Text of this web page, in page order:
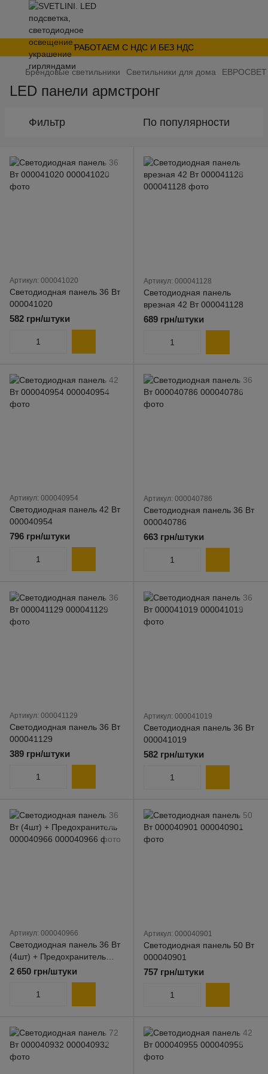
РАБОТАЕМ С НДС И БЕЗ НДС
Брендовые светильники Светильники для дома ЕВРОСВЕТ
LED панели армстронг
Фильтр По популярности
Артикул: 000041020
Светодиодная панель 36 Вт
000041020
582 грн/штуки
Артикул: 000041128
Светодиодная панель
врезная 42 Вт 000041128
689 грн/штуки
Артикул: 000040954
Светодиодная панель 42 Вт
000040954
796 грн/штуки
Артикул: 000040786
Светодиодная панель 36 Вт
000040786
663 грн/штуки
Артикул: 000041129
Светодиодная панель 36 Вт
000041129
389 грн/штуки
Артикул: 000041019
Светодиодная панель 36 Вт
000041019
582 грн/штуки
Артикул: 000040966
Светодиодная панель 36 Вт
(4шт) + Предохранитель
000040966
2 650 грн/штуки
Артикул: 000040901
Светодиодная панель 50 Вт
000040901
757 грн/штуки